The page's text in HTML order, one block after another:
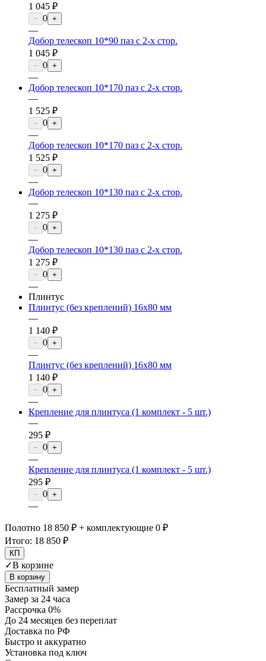
1 045 ₽
− 0 +
—
Добор телескоп 10*90 паз с 2-х стор.
1 045 ₽
− 0 +
—
Добор телескоп 10*170 паз с 2-х стор.
—
1 525 ₽
− 0 +
—
Добор телескоп 10*170 паз с 2-х стор.
1 525 ₽
− 0 +
—
Добор телескоп 10*130 паз с 2-х стор.
—
1 275 ₽
− 0 +
—
Добор телескоп 10*130 паз с 2-х стор.
1 275 ₽
− 0 +
—
Плинтус
Плинтус (без креплений) 16х80 мм
—
1 140 ₽
− 0 +
—
Плинтус (без креплений) 16х80 мм
1 140 ₽
− 0 +
—
Крепление для плинтуса (1 комплект - 5 шт.)
—
295 ₽
− 0 +
—
Крепление для плинтуса (1 комплект - 5 шт.)
295 ₽
− 0 +
—
Полотно 18 850 ₽ + комплектующие 0 ₽
Итого: 18 850 ₽
КП
✓В корзине
В корзину
Бесплатный замер
Замер за 24 часа
Рассрочка 0%
До 24 месяцев без переплат
Доставка по РФ
Быстро и аккуратно
Установка под ключ